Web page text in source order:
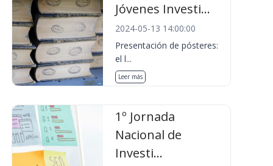
Jóvenes Investi...
2024-05-13 14:00:00
Presentación de pósteres:
el l...
Leer más
1º Jornada
Nacional de
Investi...